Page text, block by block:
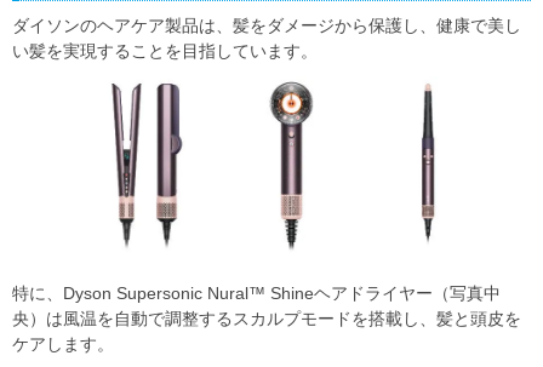
ダイソンのヘアケア製品は、髪をダメージから保護し、健康で美し
い髪を実現することを目指しています。
特に、Dyson Supersonic Nural™ Shineヘアドライヤー（写真中
央）は風温を自動で調整するスカルプモードを搭載し、髪と頭皮を
ケアします。